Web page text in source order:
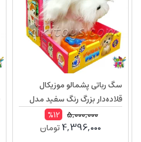
سگ رباتی پشمالو موزیکال
قلاده‌دار بزرگ رنگ سفید مدل
FURRY PETS 55F8 – نرم،
سنسوردار و مناسب هدیه کودک
5,000,000
%12
4,396,000تومان